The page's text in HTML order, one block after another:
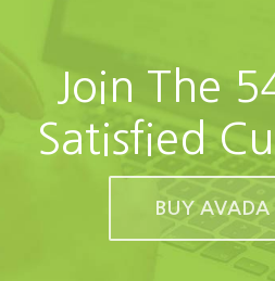
Join The
Satisfied
BUY